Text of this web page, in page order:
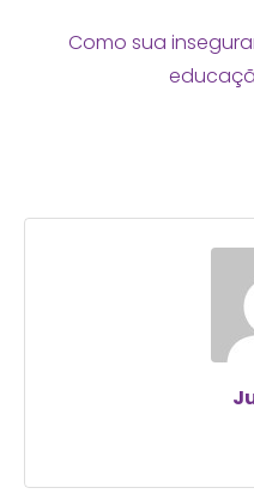
Como sua